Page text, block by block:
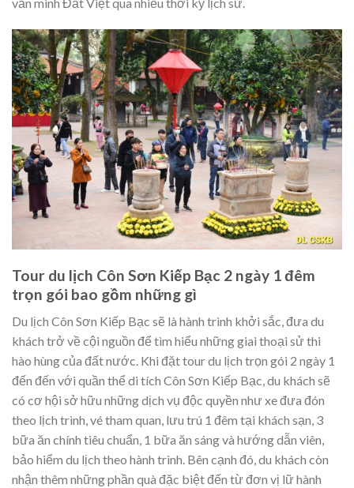
Tour du lịch Côn Sơn Kiếp Bạc 2 ngày 1 đêm
trọn gói bao gồm những gì
Du lịch Côn Sơn Kiếp Bạc sẽ là hành trình khởi sắc, đưa du
khách trở về cội nguồn để tìm hiểu những giai thoại sử thi
hào hùng của đất nước. Khi đặt tour du lịch trọn gói 2 ngày 1
đến đến với quần thể di tích Côn Sơn Kiếp Bạc, du khách sẽ
có cơ hội sở hữu những dịch vụ độc quyền như xe đưa đón
theo lịch trình, vé tham quan, lưu trú 1 đêm tại khách sạn, 3
bữa ăn chính tiêu chuẩn, 1 bữa ăn sáng và hướng dẫn viên,
bảo hiểm du lịch theo hành trình. Bên cạnh đó, du khách còn
nhận thêm những phần quà đặc biệt đến từ đơn vị lữ hành